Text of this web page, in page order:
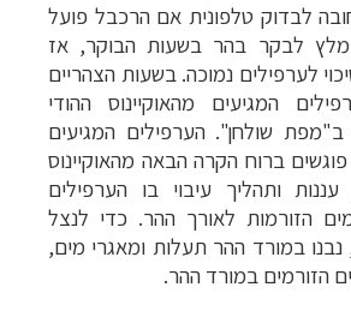
לבדוק טלפונית אם הרכבל פועל
לבקר בהר בשעות הבוקר, אז
לערפילים נמוכה. בשעות הצהריים
המגיעים מהאוקיינוס ההודי
שולחן". הערפילים המגיעים
פוגשים ברוח הקרה הבאה מהאוקיינוס
ותהליך עיבוי בו הערפילים
הזורמות לאורך ההר. כדי לנצל
נבנו במורד ההר תעלות ומאגרי מים,
הזורמים במורד ההר.